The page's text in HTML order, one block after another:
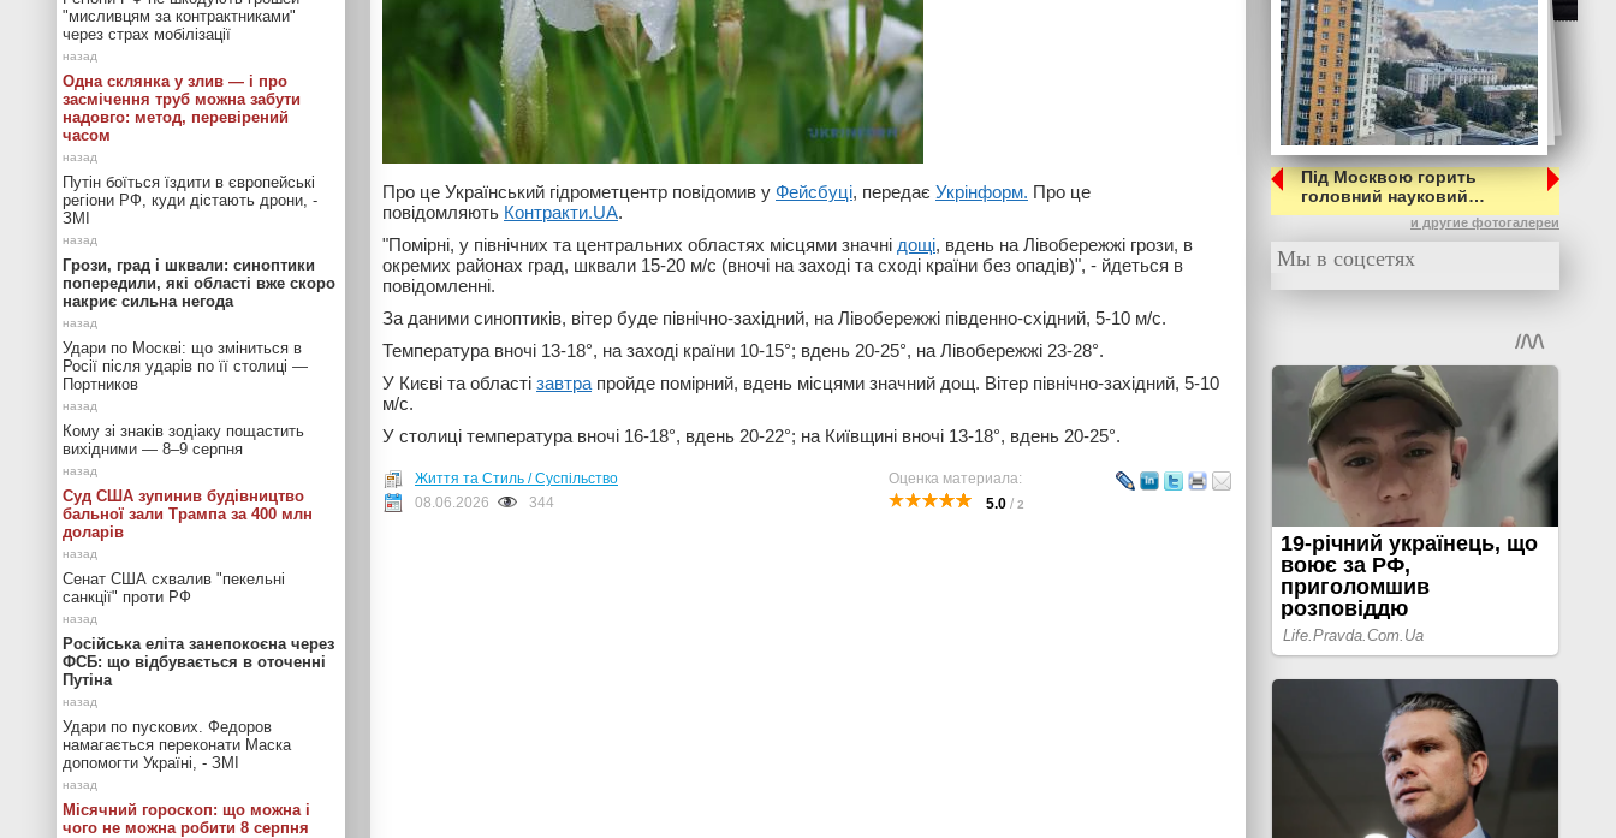
Про це Український гідрометцентр повідомив у Фейсбуці, передає Укрінформ. Про це
повідомляють Контракти.UA.
"Помірні, у північних та центральних областях місцями значні дощі, вдень на Лівобережжі грози, в
окремих районах град, шквали 15-20 м/с (вночі на заході та сході країни без опадів)", - йдеться в
повідомленні.
За даними синоптиків, вітер буде північно-західний, на Лівобережжі південно-східний, 5-10 м/с.
Температура вночі 13-18°, на заході країни 10-15°; вдень 20-25°, на Лівобережжі 23-28°.
У Києві та області завтра пройде помірний, вдень місцями значний дощ. Вітер північно-західний, 5-10
м/с.
У столиці температура вночі 16-18°, вдень 20-22°; на Київщині вночі 13-18°, вдень 20-25°.
Оценка материала:
5.0 / 2
Життя та Стиль / Суспільство
08.06.2026
344
"мисливцям за контрактниками"
через страх мобілізації
Одна склянка у злив — і про
засмічення труб можна забути
надовго: метод, перевірений
часом
Путін боїться їздити в європейські
регіони РФ, куди дістають дрони, -
ЗМІ
Грози, град і шквали: синоптики
попередили, які області вже скоро
накриє сильна негода
Удари по Москві: що зміниться в
Росії після ударів по її столиці —
Портников
Кому зі знаків зодіаку пощастить
вихідними — 8–9 серпня
Суд США зупинив будівництво
бальної зали Трампа за 400 млн
доларів
Сенат США схвалив "пекельні
санкції" проти РФ
Російська еліта занепокоєна через
ФСБ: що відбувається в оточенні
Путіна
Удари по пускових. Федоров
намагається переконати Маска
допомогти Україні, - ЗМІ
Місячний гороскоп: що можна і
чого не можна робити 8 серпня
Під Москвою горить
головний науковий…
и другие фотогалереи
Мы в соцсетях